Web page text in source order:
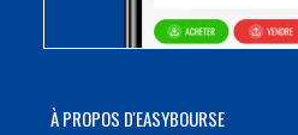
À PROPOS D'EASYBOURSE